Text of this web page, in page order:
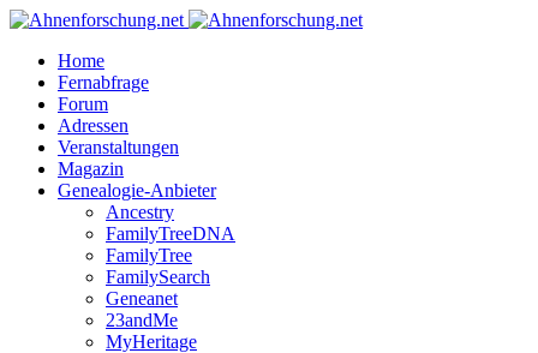
Home
Fernabfrage
Forum
Adressen
Veranstaltungen
Magazin
Genealogie-Anbieter
Ancestry
FamilyTreeDNA
FamilyTree
FamilySearch
Geneanet
23andMe
MyHeritage